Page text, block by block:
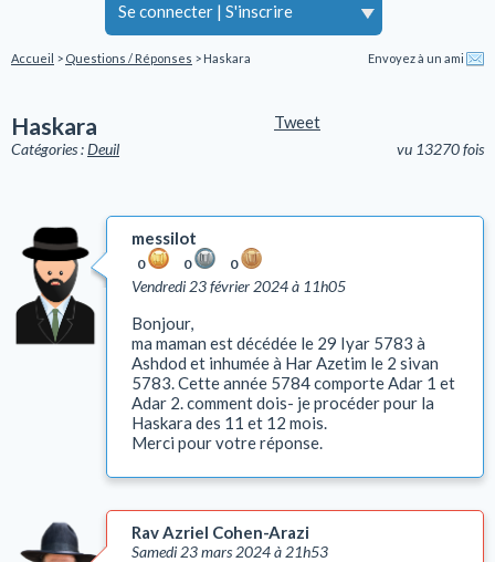
Se connecter | S'inscrire
Accueil > Questions / Réponses > Haskara Envoyez à un ami
Tweet
Haskara
vu 13270 fois
Catégories :Deuil
messilot
0 0 0
Vendredi 23 février 2024 à 11h05
Bonjour,
ma maman est décédée le 29 Iyar 5783 à
Ashdod et inhumée à Har Azetim le 2 sivan
5783. Cette année 5784 comporte Adar 1 et
Adar 2. comment dois- je procéder pour la
Haskara des 11 et 12 mois.
Merci pour votre réponse.
Rav Azriel Cohen-Arazi
Samedi 23 mars 2024 à 21h53